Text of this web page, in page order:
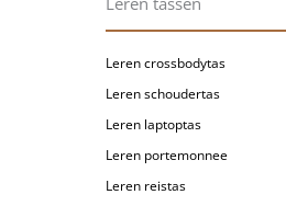
Leren crossbodytas
Leren schoudertas
Leren laptoptas
Leren portemonnee
Leren reistas